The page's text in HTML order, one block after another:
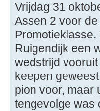
Vrijdag 31
Assen 2 voor
Ruigendijk een
wedstrijd
keepen
pion voor, maar
tengevolge was